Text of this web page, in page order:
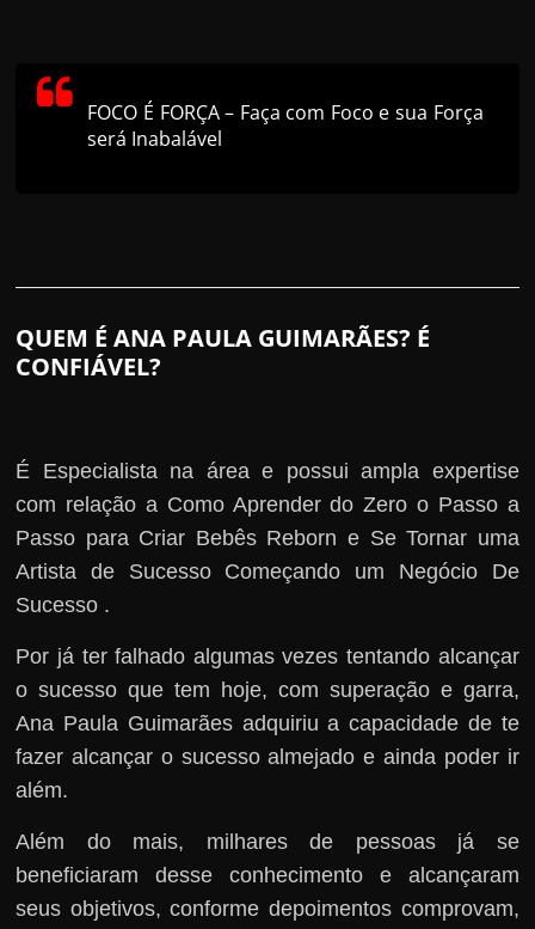
FOCO É FORÇA – Faça com Foco e sua Força
será Inabalável
QUEM É ANA PAULA GUIMARÃES? É
CONFIÁVEL?
É Especialista na área e possui ampla expertise
com relação a Como Aprender do Zero o Passo a
Passo para Criar Bebês Reborn e Se Tornar uma
Artista de Sucesso Começando um Negócio De
Sucesso .
Por já ter falhado algumas vezes tentando alcançar
o sucesso que tem hoje, com superação e garra,
Ana Paula Guimarães adquiriu a capacidade de te
fazer alcançar o sucesso almejado e ainda poder ir
além.
Além do mais, milhares de pessoas já se
beneficiaram desse conhecimento e alcançaram
seus objetivos, conforme depoimentos comprovam,